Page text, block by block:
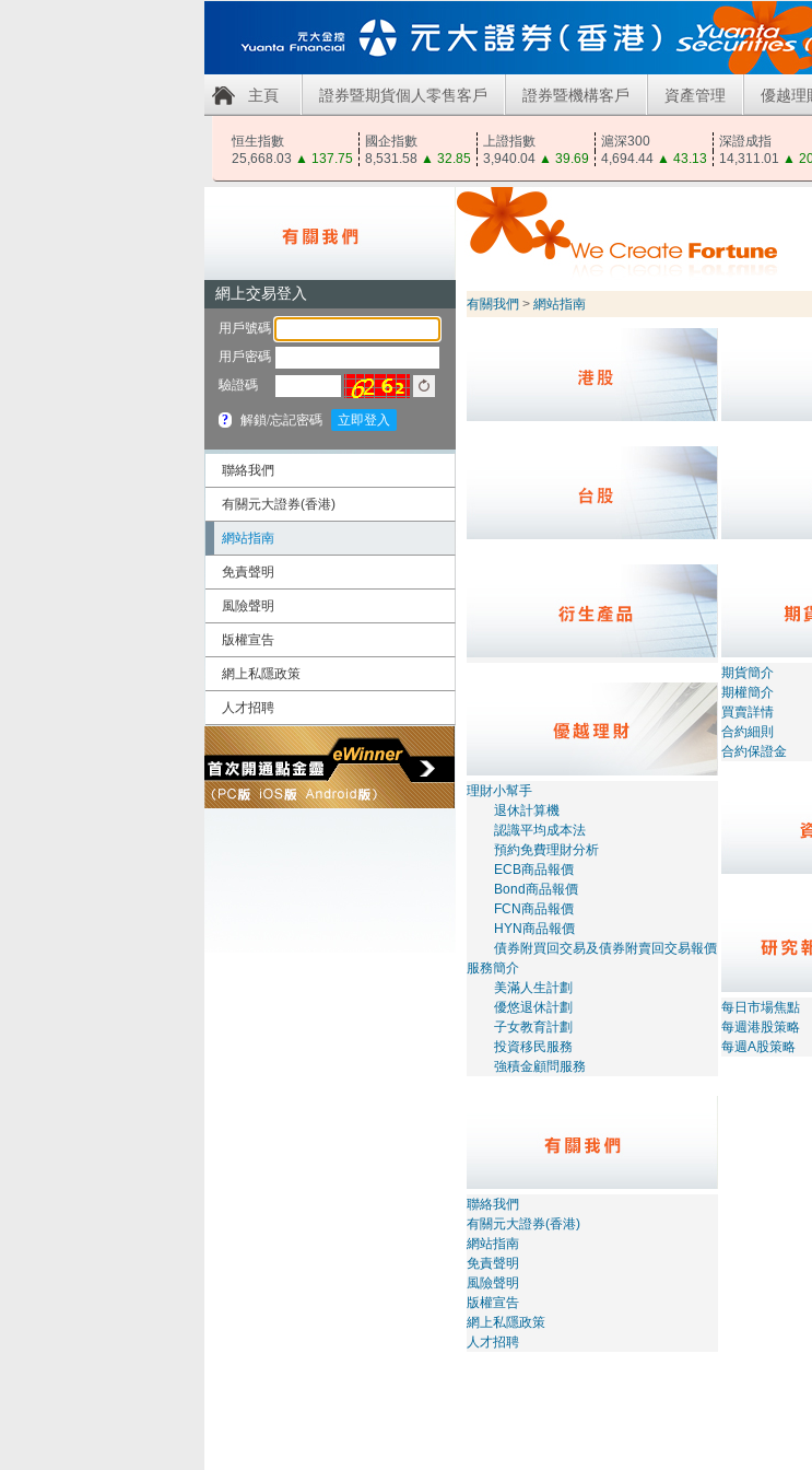
主頁 證券暨期貨個人零售客戶 證券暨機構客戶 資產管理 優越理
恒生指數 國企指數 上證指數 滬深300 深證成指
25,668.03 ▲ 137.75 8,531.58 ▲ 32.85 3,940.04 ▲ 39.69 4,694.44 ▲ 43.13 14,311.01 ▲
聯絡我們
有關元大證券(香港)
網站指南
免責聲明
風險聲明
版權宣告
網上私隱政策
人才招聘
有關我們 > 網站指南
理財小幫手
退休計算機
認識平均成本法
預約免費理財分析
ECB商品報價
Bond商品報價
FCN商品報價
HYN商品報價
債券附買回交易及債券附賣回交易報價
服務簡介
美滿人生計劃
優悠退休計劃
子女教育計劃
投資移民服務
強積金顧問服務
聯絡我們
有關元大證券(香港)
網站指南
免責聲明
風險聲明
版權宣告
網上私隱政策
人才招聘
期貨簡介
期權簡介
買賣詳情
合約細則
合約保證金
每日市場焦點
每週港股策略
每週A股策略